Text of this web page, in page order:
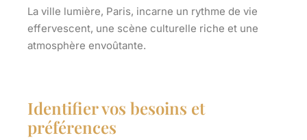
La ville lumière, Paris, incarne un rythme de vie
effervescent, une scène culturelle riche et une
atmosphère envoûtante.
Identifier vos besoins et
préférences